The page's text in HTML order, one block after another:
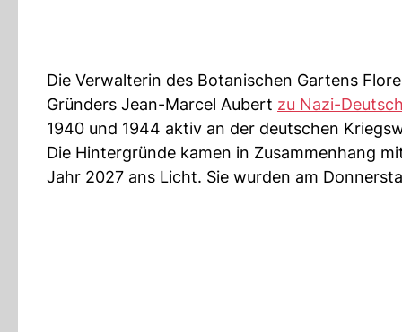
Die Verwalterin des Botanischen Gartens
Gründers Jean-Marcel Aubert zu Nazi-
1940 und 1944 aktiv an der deutschen
Die Hintergründe kamen in Zusammenhang
Jahr 2027 ans Licht. Sie wurden am